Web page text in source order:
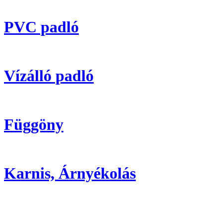
PVC padló
Vízálló padló
Függöny
Karnis, Árnyékolás